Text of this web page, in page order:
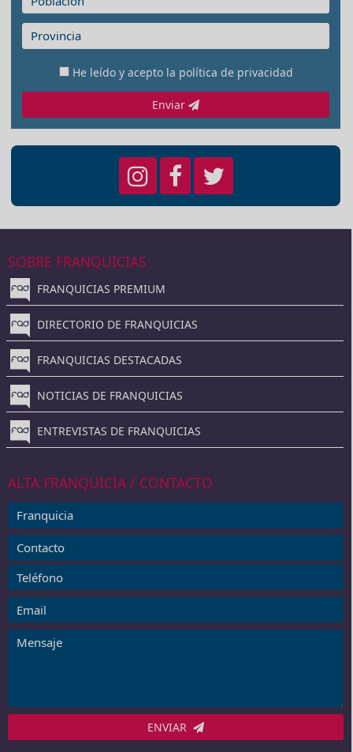
He leído y acepto la política de privacidad
Enviar
SOBRE FRANQUICIAS
FRANQUICIAS PREMIUM
DIRECTORIO DE FRANQUICIAS
FRANQUICIAS DESTACADAS
NOTICIAS DE FRANQUICIAS
ENTREVISTAS DE FRANQUICIAS
ALTA FRANQUICIA / CONTACTO
ENVIAR